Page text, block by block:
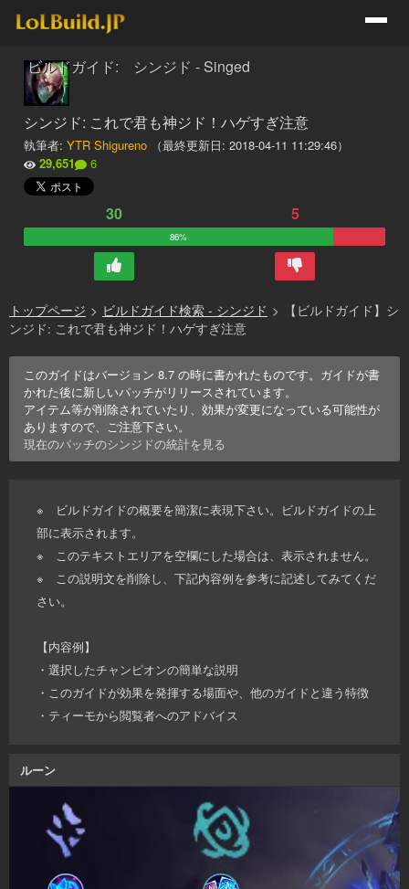
ビルドガイド: シンジド - Singed
シンジド: これで君も神ジド！ハゲすぎ注意
執筆者: YTR Shigureno （最終更新日: 2018-04-11 11:29:46）
29,651
6
30 5
86%
トップページ > ビルドガイド検索 - シンジド >
【ビルドガイド】シ
ンジド: これで君も神ジド！ハゲすぎ注意
このガイドはバージョン8.7 の時に書かれたものです。ガイドが書
かれた後に新しいパッチがリリースされています。
アイテム等が削除されていたり、効果が変更になっている可能性が
ありますので、ご注意下さい。
現在のパッチのシンジドの統計を見る
※ ビルドガイドの概要を簡潔に表現下さい。ビルドガイドの上
部に表示されます。
※ このテキストエリアを空欄にした場合は、表示されません。
※ この説明文を削除し、下記内容例を参考に記述してみてくだ
さい。
【内容例】
・選択したチャンピオンの簡単な説明
・このガイドが効果を発揮する場面や、他のガイドと違う特徴
・ティーモから閲覧者へのアドバイス
ルーン